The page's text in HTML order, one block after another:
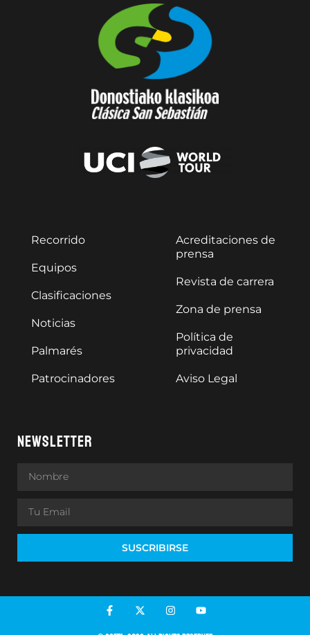
Recorrido
Equipos
Clasificaciones
Noticias
Palmarés
Patrocinadores
Acreditaciones de
prensa
Revista de carrera
Zona de prensa
Política de
privacidad
Aviso Legal
NEWSLETTER
SUSCRIBIRSE